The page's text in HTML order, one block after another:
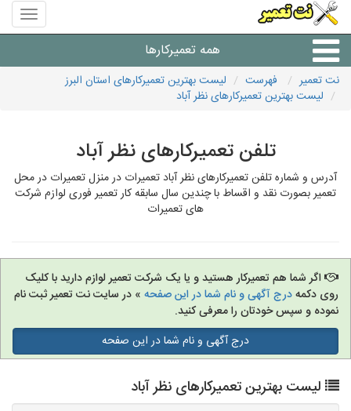
منوی
سایت
تعمیر
همه تعمیرکارها
شرکت های تعمیرات لوازم
نت تعمیر فهرست
لیست بهترین تعمیرکارهای استان البرز
لیست بهترین تعمیرکارهای نظر آباد
تلفن تعمیرکارهای نظر آباد
آدرس و شماره تلفن تعمیرکارهای نظر آباد تعمیرات در منزل تعمیرات در محل
تعمیر بصورت نقد و اقساط با چندین سال سابقه کار تعمیر فوری لوازم شرکت
های تعمیرات
اگر شما هم تعمیرکار هستید و یا یک شرکت تعمیر لوازم دارید با کلیک
روی دکمهدرج آگهی و نام شما در این صفحه » در سایت نت تعمیر ثبت نام
نموده و سپس خودتان را معرفی کنید.
درج آگهی و نام شما در این صفحه
لیست بهترین تعمیرکارهای نظر آباد